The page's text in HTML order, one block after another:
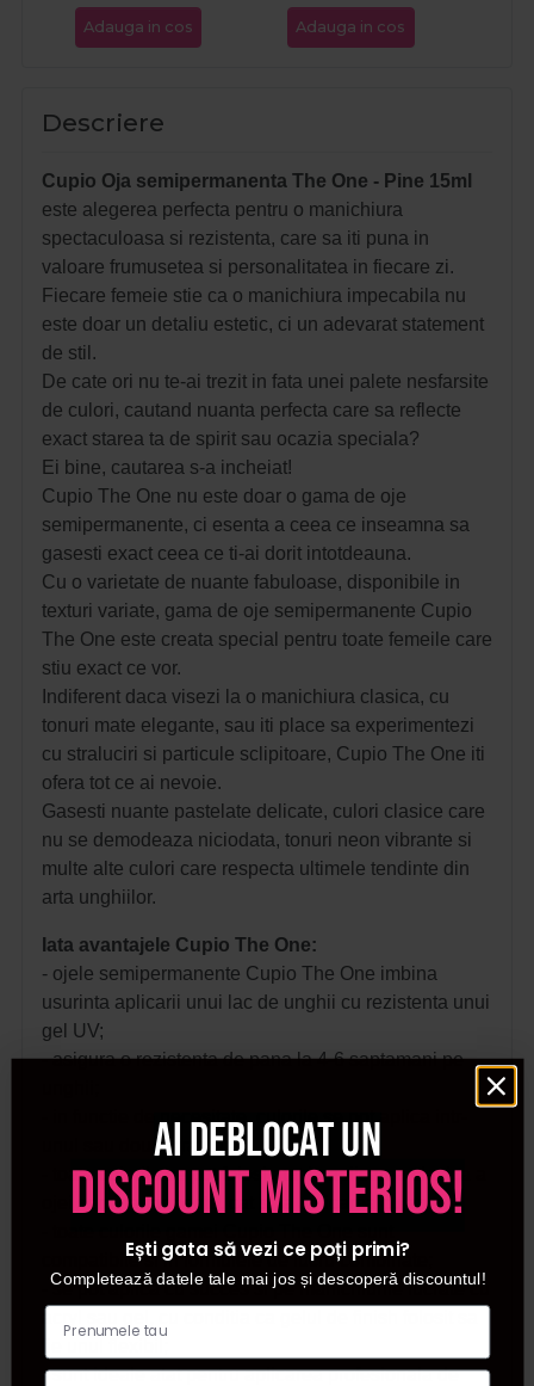
Adauga in cos Adauga in cos
Descriere
Cupio Oja semipermanenta The One - Pine 15ml
este alegerea perfecta pentru o manichiura
spectaculoasa si rezistenta, care sa iti puna in
valoare frumusetea si personalitatea in fiecare zi.
Fiecare femeie stie ca o manichiura impecabila nu
este doar un detaliu estetic, ci un adevarat statement
de stil.
De cate ori nu te-ai trezit in fata unei palete nesfarsite
de culori, cautand nuanta perfecta care sa reflecte
exact starea ta de spirit sau ocazia speciala?
Ei bine, cautarea s-a incheiat!
Cupio The One nu este doar o gama de oje
semipermanente, ci esenta a ceea ce inseamna sa
gasesti exact ceea ce ti-ai dorit intotdeauna.
Cu o varietate de nuante fabuloase, disponibile in
texturi variate, gama de oje semipermanente Cupio
The One este creata special pentru toate femeile care
stiu exact ce vor.
Indiferent daca visezi la o manichiura clasica, cu
tonuri mate elegante, sau iti place sa experimentezi
cu straluciri si particule sclipitoare, Cupio The One iti
ofera tot ce ai nevoie.
Gasesti nuante pastelate delicate, culori clasice care
nu se demodeaza niciodata, tonuri neon vibrante si
multe alte culori care respecta ultimele tendinte din
arta unghiilor.
Iata avantajele Cupio The One:
- ojele semipermanente Cupio The One imbina
usurinta aplicarii unui lac de unghii cu rezistenta unui
gel UV;
- asigura o rezistenta de pana la 4-6 saptamani pe
- in functie de necesitate, culorile se pot aplica intr-
unul sau doua straturi;
- toate culorile se pot folosi atat la aplicarea clasica a
ojei semipermanente, cat si la aplicarea cu apex.
compatibile si in formulele de lucru combinate;
- se pot aplica cu succes si pe manichiurile lucrate cu
- sunt ideale atat pentru aplicarea profesionala de
Ai deblocat un
discount misterios!
Ești gata să vezi ce poți primi?
Completează datele tale mai jos și descoperă discountul!